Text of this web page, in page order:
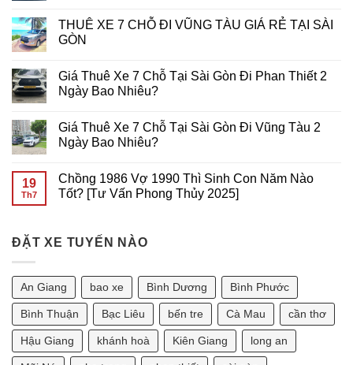
Gaming
Di
Động
ĐEN
GIÁ
RẺ
GÒN
16
CHỖ
ĐI
GIÁ
RẺ
TẠI
bình
luận
ở
7
CHỖ
ĐI
GIÁ
RẺ
TẠI
THUÊ XE 7 CHỖ ĐI VŨNG TÀU GIÁ RẺ TẠI SÀI
GÒN
bình
luận
ở
7
CHỖ
ĐI
GIÁ
RẺ
TẠI
Giá Thuê Xe 7 Chỗ Tại Sài Gòn Đi Phan Thiết 2
Ngày Bao Nhiêu?
bình
luận
ở
Xe
7
Chỗ
Đi
Phan
Ngày
Bao
Nhiêu?
Giá Thuê Xe 7 Chỗ Tại Sài Gòn Đi Vũng Tàu 2
Ngày Bao Nhiêu?
bình
luận
ở
7
Chỗ
Đi
Vũng
Tàu
Ngày
Bao
Nhiêu?
19
Th7
Chồng 1986 Vợ 1990 Thì Sinh Con Năm Nào
Tốt? [Tư Vấn Phong Thủy 2025]
luận
ở
1990
Thì
Sinh
Con
Năm
Nào
Tốt?
ĐẶT XE TUYẾN NÀO
An Giang bao xe Bình Dương Bình Phước
Bình Thuận Bạc Liêu bến tre Cà Mau cần thơ
Hậu Giang khánh hoà Kiên Giang long an